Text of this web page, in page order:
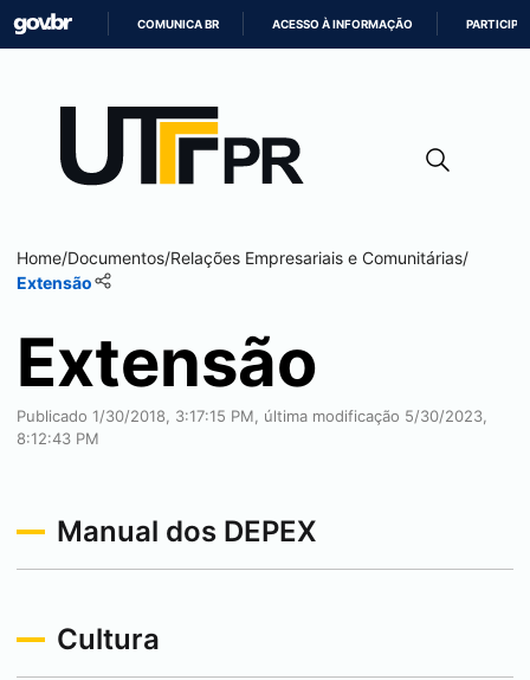
CONTEÚDO
COMUNICA BR ACESSO À INFORMAÇÃO PARTICIPE
Home/Documentos/Relações Empresariais e Comunitárias/
Extensão
Extensão
Publicado 1/30/2018, 3:17:15 PM, última modificação 5/30/2023,
8:12:43 PM
Manual dos DEPEX
Cultura